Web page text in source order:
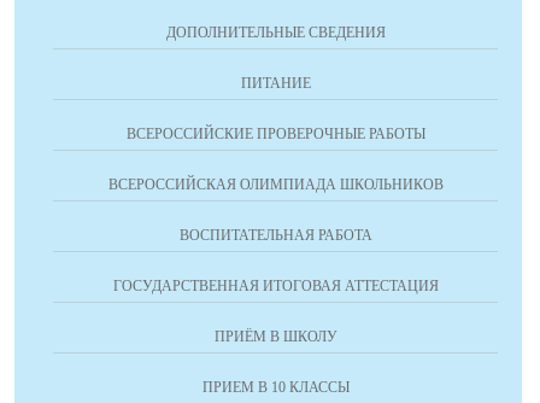
ДОПОЛНИТЕЛЬНЫЕ СВЕДЕНИЯ
ПИТАНИЕ
ВСЕРОССИЙСКИЕ ПРОВЕРОЧНЫЕ РАБОТЫ
ВСЕРОССИЙСКАЯ ОЛИМПИАДА ШКОЛЬНИКОВ
ВОСПИТАТЕЛЬНАЯ РАБОТА
ГОСУДАРСТВЕННАЯ ИТОГОВАЯ АТТЕСТАЦИЯ
ПРИЁМ В ШКОЛУ
ПРИЕМ В 10 КЛАССЫ